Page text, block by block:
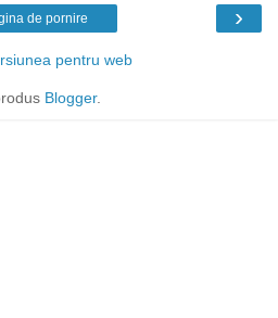
›
de pornire
pentru web
Blogger.